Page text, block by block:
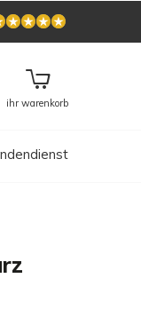
ihr warenkorb